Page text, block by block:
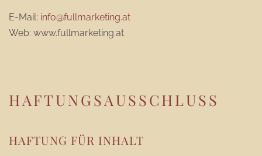
E-Mail: info@fullmarketing.at
Web: www.fullmarketing.at
HAFTUNGSAUSSCHLUSS
HAFTUNG FÜR INHALT